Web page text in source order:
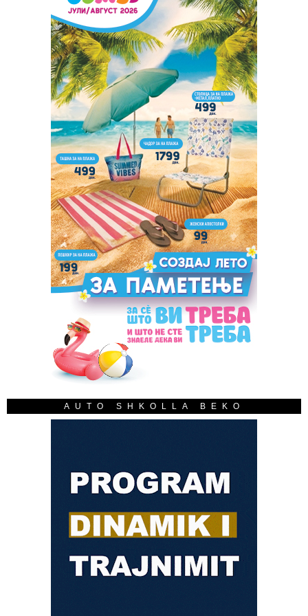
AUTO SHKOLLA BEKO